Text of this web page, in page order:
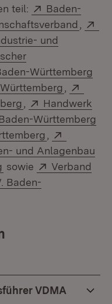
teil: Extern:
Baden-
und
neuem Fenster)
Württemberg
(Öffnet
(Öffnet in neuem
Extern:
Handwerk
Württemberg
(Öffnet in
und Anlagenbau
(Öffnet in neuem
sowie Extern:
Verband
Baden-
VDMA